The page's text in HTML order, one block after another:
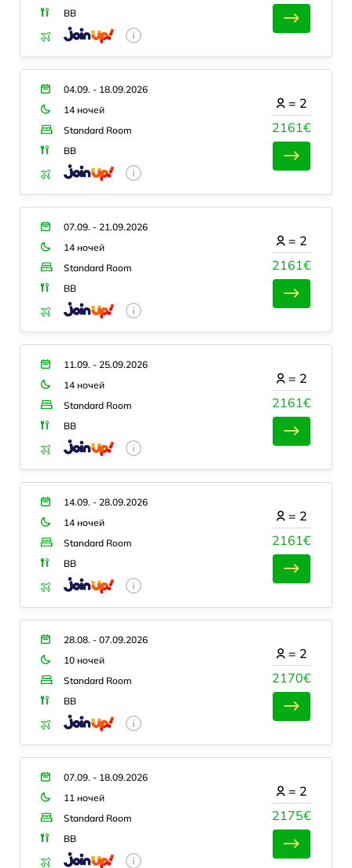
BB
04.09. - 18.09.2026
14 ночей
Standard Room
BB
2161€
= 2
07.09. - 21.09.2026
14 ночей
Standard Room
BB
2161€
= 2
11.09. - 25.09.2026
14 ночей
Standard Room
BB
2161€
= 2
14.09. - 28.09.2026
14 ночей
Standard Room
BB
2161€
= 2
28.08. - 07.09.2026
10 ночей
Standard Room
BB
2170€
= 2
07.09. - 18.09.2026
11 ночей
Standard Room
BB
2175€
= 2